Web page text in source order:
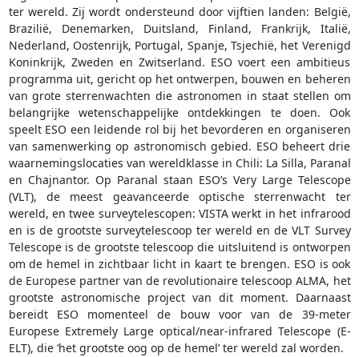
ter wereld. Zij wordt ondersteund door vijftien landen: België,
Brazilië, Denemarken, Duitsland, Finland, Frankrijk, Italië,
Nederland, Oostenrijk, Portugal, Spanje, Tsjechië, het Verenigd
Koninkrijk, Zweden en Zwitserland. ESO voert een ambitieus
programma uit, gericht op het ontwerpen, bouwen en beheren
van grote sterrenwachten die astronomen in staat stellen om
belangrijke wetenschappelijke ontdekkingen te doen. Ook
speelt ESO een leidende rol bij het bevorderen en organiseren
van samenwerking op astronomisch gebied. ESO beheert drie
waarnemingslocaties van wereldklasse in Chili: La Silla, Paranal
en Chajnantor. Op Paranal staan ESO’s Very Large Telescope
(VLT), de meest geavanceerde optische sterrenwacht ter
wereld, en twee surveytelescopen: VISTA werkt in het infrarood
en is de grootste surveytelescoop ter wereld en de VLT Survey
Telescope is de grootste telescoop die uitsluitend is ontworpen
om de hemel in zichtbaar licht in kaart te brengen. ESO is ook
de Europese partner van de revolutionaire telescoop ALMA, het
grootste astronomische project van dit moment. Daarnaast
bereidt ESO momenteel de bouw voor van de 39-meter
Europese Extremely Large optical/near-infrared Telescope (E-
ELT), die ‘het grootste oog op de hemel’ ter wereld zal worden.